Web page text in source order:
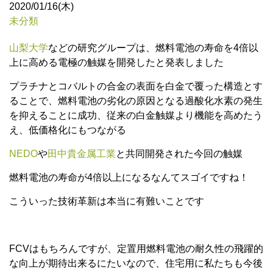
2020/01/16(木)
未分類
山梨大学などの研究グループは、燃料電池の寿命を4倍以
上に高める電極の触媒を開発したと発表しました
プラチナとコバルトの合金の表面を白金で覆った構造とす
ることで、燃料電池の劣化の原因となる過酸化水素の発生
を抑えることに成功、従来の白金触媒より機能を高めたう
え、低価格化にもつながる
NEDOや田中貴金属工業と共同開発された今回の触媒
燃料電池の寿命が4倍以上になるなんてスゴイですね！
こういった技術革新は本当に有難いことです
FCVはもちろんですが、定置用燃料電池の耐久性の飛躍的
な向上が期待出来るにたいなので、住宅用に私たちも今後